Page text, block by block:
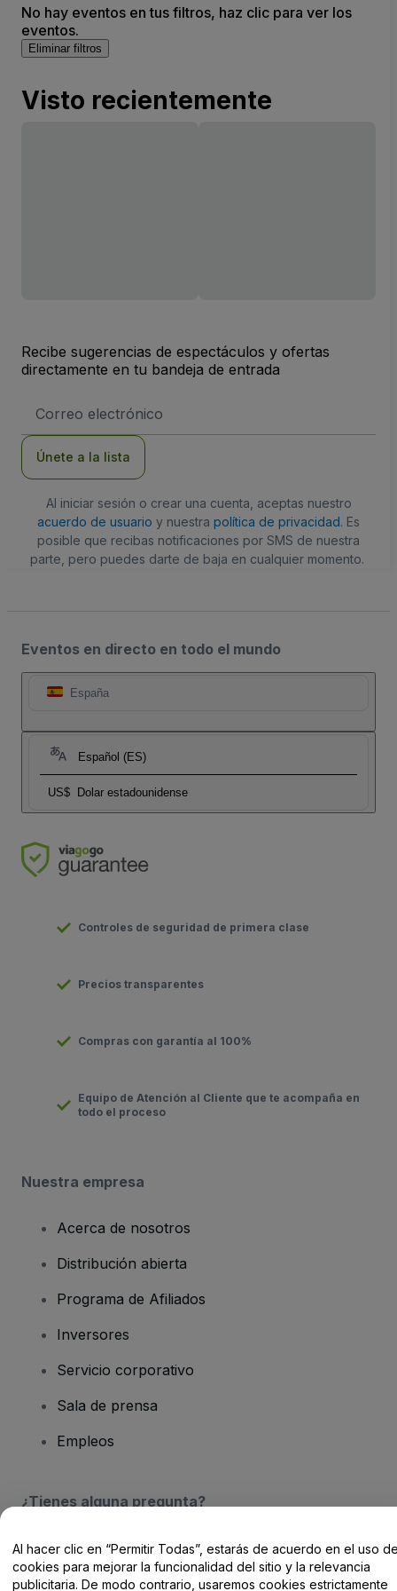
No hay eventos en tus filtros, haz clic para ver los
eventos.
Eliminar filtros
Visto recientemente
Recibe sugerencias de espectáculos y ofertas
directamente en tu bandeja de entrada
de
Únete a la lista
Al iniciar sesión o crear una cuenta, aceptas nuestro
acuerdo de usuario y nuestra política de privacidad. Es
posible que recibas notificaciones por SMS de nuestra
parte, pero puedes darte de baja en cualquier momento.
Eventos en directo en todo el mundo
España
Español (ES)
US$ Dolar estadounidense
Controles de seguridad de primera clase
Precios transparentes
Compras con garantía al 100%
Equipo de Atención al Cliente que te acompaña en
todo el proceso
Nuestra empresa
Acerca de nosotros
Distribución abierta
Programa de Afiliados
Inversores
Servicio corporativo
Sala de prensa
Empleos
¿Tienes alguna pregunta?
Centro de Ayuda / Contacto
Al hacer clic en “Permitir Todas”, estarás de acuerdo en el uso
cookies para mejorar la funcionalidad del sitio y la relevancia
publicitaria. De modo contrario, usaremos cookies estrictamente